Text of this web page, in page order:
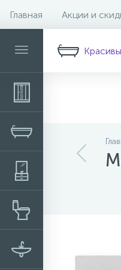
Главная Акции и